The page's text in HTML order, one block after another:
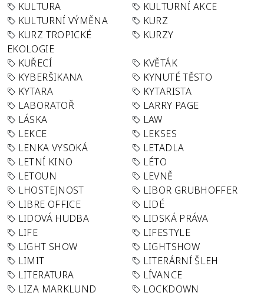
KULTURA
KULTURNÍ AKCE
KULTURNÍ VÝMĚNA
KURZ
KURZ TROPICKÉ
EKOLOGIE
KURZY
KUŘECÍ
KVĚTÁK
KYBERŠIKANA
KYNUTÉ TĚSTO
KYTARA
KYTARISTA
LABORATOŘ
LARRY PAGE
LÁSKA
LAW
LEKCE
LEKSES
LENKA VYSOKÁ
LETADLA
LETNÍ KINO
LÉTO
LETOUN
LEVNĚ
LHOSTEJNOST
LIBOR GRUBHOFFER
LIBRE OFFICE
LIDÉ
LIDOVÁ HUDBA
LIDSKÁ PRÁVA
LIFE
LIFESTYLE
LIGHT SHOW
LIGHTSHOW
LIMIT
LITERÁRNÍ ŠLEH
LITERATURA
LÍVANCE
LIZA MARKLUND
LOCKDOWN